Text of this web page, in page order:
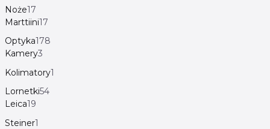
Noże17
Marttiini17
Optyka178
Kamery3
Kolimatory1
Lornetki54
Leica19
Steiner1